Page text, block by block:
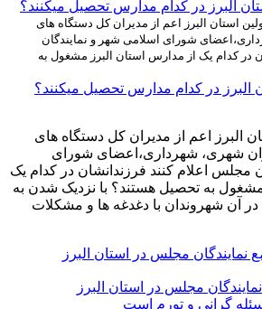
استان البرز اعم از مدیران کل دستگاه های
شورای اسلامی شهر و نمایندگان
در کدام یک از مدارس استان البرز مشغول به
البرز در کدام مدارس تحصیل میکنند؟
البرز اعم از مدیران کل دستگاه های
شهری، شهرداری،اعضای شورای
مجلس اعلام کنند فرزندانشان در کدام یک
مشغول به تحصیل هستند؟ با نزدیک شدن به
در آن شهروندان با دغدغه ها و مشکلات
مجلس در استان البرز